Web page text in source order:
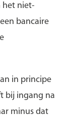
het niet-
bancaire
in principe
bij ingang na
minus dat